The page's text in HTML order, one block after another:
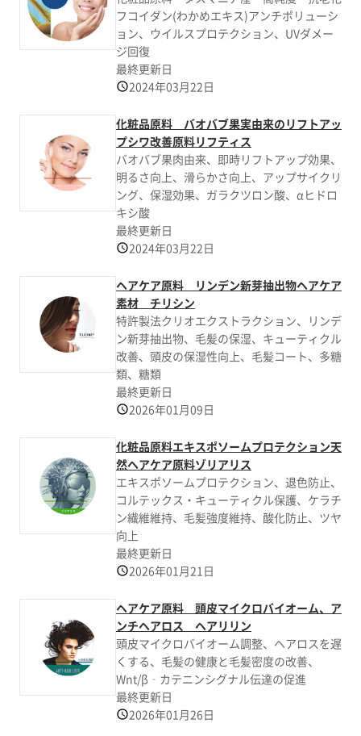
フコイダン(わかめエキス)アンチポリューシ
ョン、ウイルスプロテクション、UVダメー
ジ回復
最終更新日
2024年03月22日
化粧品原料 バオバブ果実由来のリフトアッ
プシワ改善原料リフティス
バオバブ果肉由来、即時リフトアップ効果、
明るさ向上、滑らかさ向上、アップサイクリ
ング、保湿効果、ガラクツロン酸、αヒドロ
キシ酸
最終更新日
2024年03月22日
ヘアケア原料 リンデン新芽抽出物ヘアケア
素材 チリシン
特許製法クリオエクストラクション、リンデ
ン新芽抽出物、毛髪の保湿、キューティクル
改善、頭皮の保湿性向上、毛髪コート、多糖
類、糖類
最終更新日
2026年01月09日
化粧品原料エキスポソームプロテクション天
然ヘアケア原料ゾリアリス
エキスポソームプロテクション、退色防止、
コルテックス・キューティクル保護、ケラチ
ン繊維維持、毛髪強度維持、酸化防止、ツヤ
向上
最終更新日
2026年01月21日
ヘアケア原料 頭皮マイクロバイオーム、ア
ンチヘアロス ヘアリリン
頭皮マイクロバイオーム調整、ヘアロスを遅
くする、毛髪の健康と毛髪密度の改善、
Wnt/β‐カテニンシグナル伝達の促進
最終更新日
2026年01月26日